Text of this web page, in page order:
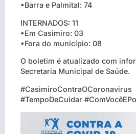
•Barra e Palmital: 74
INTERNADOS: 11
•Em Casimiro: 03
•Fora do município: 08
O boletim é atualizado com
Secretaria Municipal de Saúde.
#CasimiroContraOCoronavirus
#TempoDeCuidar